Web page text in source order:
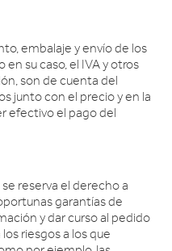
embalaje y envío de los
su caso, el IVA y otros
son de cuenta del
junto con el precio y en la
efectivo el pago del
se reserva el derecho a
garantías de
y dar curso al pedido
riesgos a los que